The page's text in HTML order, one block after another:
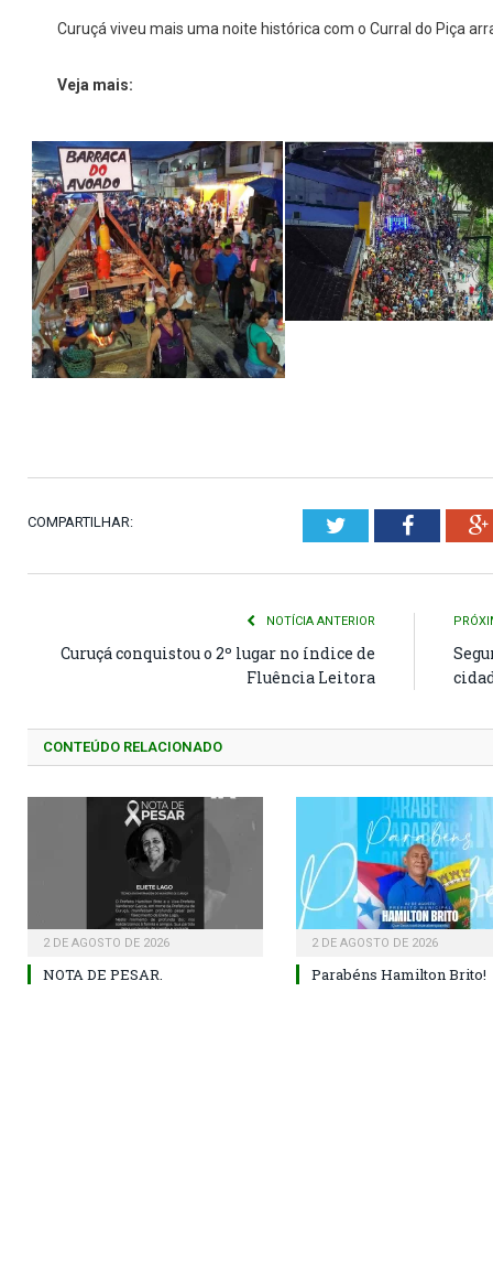
Curuçá viveu mais uma noite histórica com o Curral do Piça
Veja mais:
COMPARTILHAR: Twitter
NOTÍCIA ANTERIOR
Curuçá conquistou o 2º lugar no índice de
Fluência Leitora
CONTEÚDO RELACIONADO
2 DE AGOSTO DE 2026
NOTA DE PESAR.
2 DE AGOSTO DE 2026
Parabéns Hamilton Brito!